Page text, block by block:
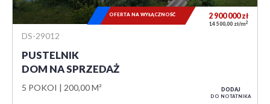
DS-29012
PUSTELNIK
DOM NA SPRZEDAŻ
5 POKOI 200,00 M²
2 900 000zł
14 500,00 zł/m2
OFERTA NA WYŁĄCZNOŚĆ
DODAJ
DO NOTATNIKA